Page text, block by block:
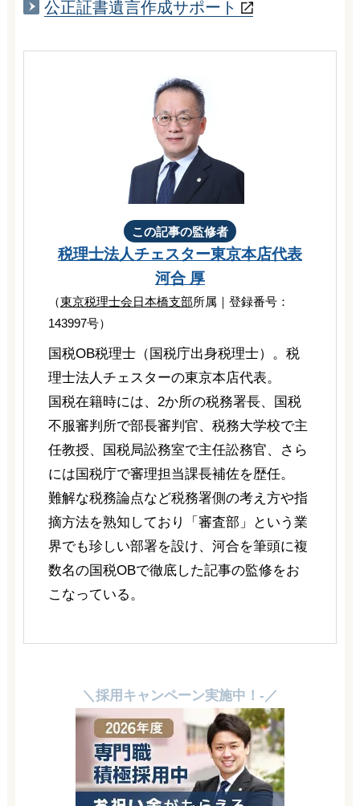
公正証書遺言作成サポート
この記事の監修者
税理士法人チェスター東京本店代表
河合 厚
（東京税理士会日本橋支部所属｜登録番号：
143997号）
国税OB税理士（国税庁出身税理士）。税
理士法人チェスターの東京本店代表。
国税在籍時には、2か所の税務署長、国税
不服審判所で部長審判官、税務大学校で主
任教授、国税局訟務室で主任訟務官、さら
には国税庁で審理担当課長補佐を歴任。
難解な税務論点など税務署側の考え方や指
摘方法を熟知しており「審査部」という業
界でも珍しい部署を設け、河合を筆頭に複
数名の国税OBで徹底した記事の監修をお
こなっている。
＼採用キャンペーン実施中！-／